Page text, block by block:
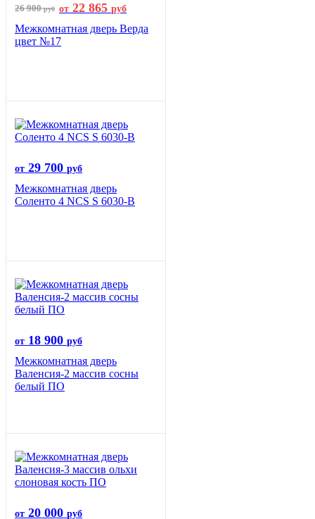
26 900руб от 22 865 руб
Межкомнатная дверь Верда
цвет №17
от 29 700 руб
Межкомнатная дверь
Соленто 4 NCS S 6030-B
от 18 900 руб
Межкомнатная дверь
Валенсия-2 массив сосны
белый ПО
от 20 000 руб